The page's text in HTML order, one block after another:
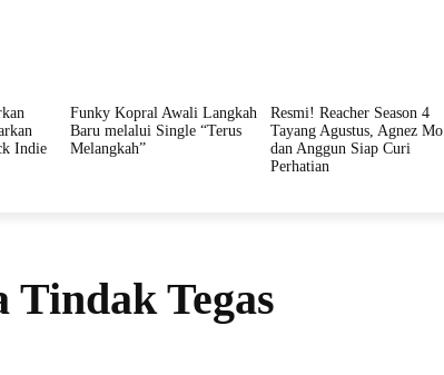
Indie
Funky Kopral Awali Langkah
Baru melalui Single “Terus
Melangkah”
Resmi! Reacher Season 4
Tayang Agustus, Agnez Mo
dan Anggun Siap Curi
Perhatian
Tegas